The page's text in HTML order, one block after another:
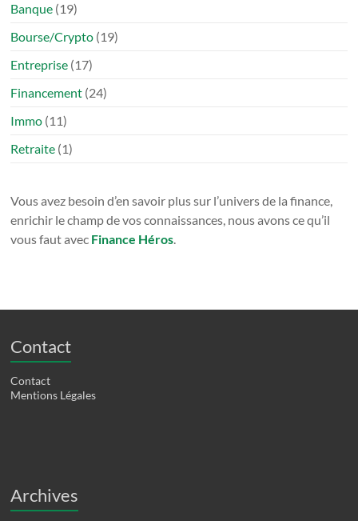
Banque (19)
Bourse/Crypto (19)
Entreprise (17)
Financement (24)
Immo (11)
Retraite (1)
Vous avez besoin d’en savoir plus sur l’univers de la finance,
enrichir le champ de vos connaissances, nous avons ce qu’il
vous faut avec Finance Héros.
Contact
Contact
Mentions Légales
Archives